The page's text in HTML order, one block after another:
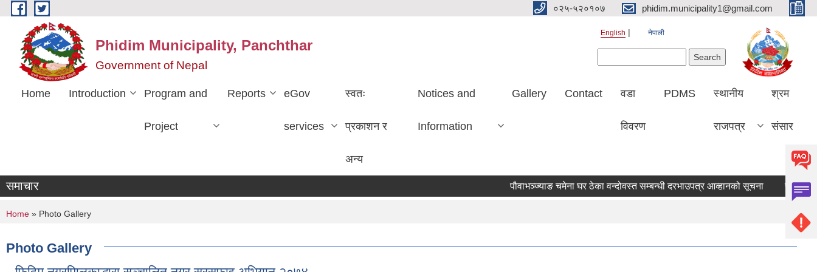
Skip to main content ०२५-५२०१०७ phidim.municipality1@gmail.com
Phidim Municipality, Panchthar
Government of Nepal
English नेपाली
Home Introduction Program and
Project
Reports eGov
services
स्वतः
प्रकाशन र
अन्य
Notices and
Information
Gallery Contact वडा
विवरण
PDMS स्थानीय
राजपत्र
श्रम
संसार
समाचार पौवाभञ्ज्याङ चमेना घर ठेका वन्दोवस्त सम्बन्धी दरभाउपत्र आव्हानको सूचना
You are here
Home » Photo Gallery
Photo Gallery